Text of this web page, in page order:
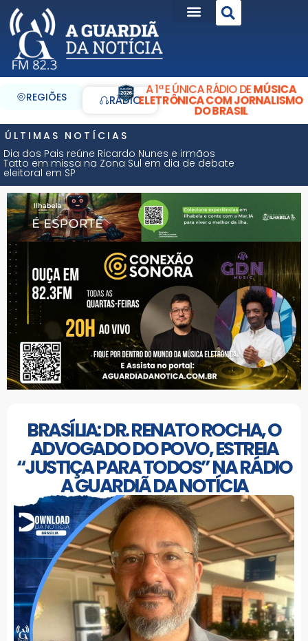
REGIÕES RÁDIO
A 1ª E ÚNICA RÁDIO DEMÚSICA
ELETRÔNICA COM JORNALISMO
DO BRASIL
ÚLTIMAS NOTÍCIAS
Dia dos Pais reúne Ricardo Nunes e irmãos
Tatto em missa na Zona Sul em dia de debate
eleitoral em SP
BRASÍLIA: DR. RENATO ROCHA, O
ADVOGADO DO POVO, ESTREIA
“JUSTIÇA PARA TODOS” NA RÁDIO
A GUARDIÃ DA NOTÍCIA